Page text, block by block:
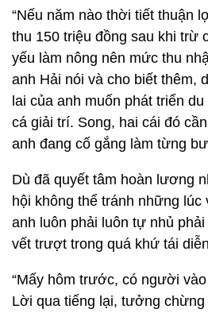
“Nếu năm nào thời tiết thuận
thu 150 triệu đồng sau khi trừ
yếu làm nông nên mức thu
anh Hải nói và cho biết thêm,
lai của anh muốn phát triển
cá giải trí. Song, hai cái đó
anh đang cố gắng làm từng
Dù đã quyết tâm hoàn lương
hội không thể tránh những lúc
anh luôn phải luôn tự nhủ
vết trượt trong quá khứ tái
“Mấy hôm trước, có người
Lời qua tiếng lại, tưởng